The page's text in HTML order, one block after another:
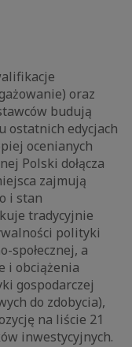
oraz
budują
ostatnich edycjach
ocenianych
Polski dołącza
zajmują
i stan
tradycyjnie
polityki
społecznej, a
i obciążenia
gospodarczej
do zdobycia),
na liście 21
inwestycyjnych.